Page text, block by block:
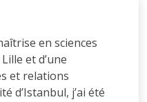
en sciences
et d’une
et relations
d’Istanbul, j’ai été